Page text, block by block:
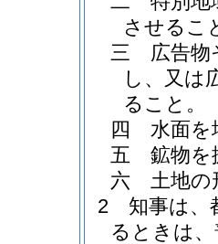
させるこ
三
広告
し、又は
ること。
四
水面を
五
鉱物を
六
土地の
2
知事は、
るときは